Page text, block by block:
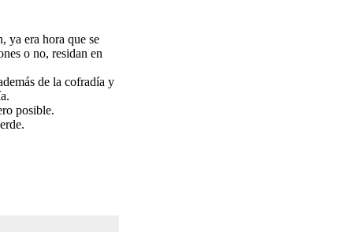
ya era hora que se
o no, residan en
de la cofradía y
posible.